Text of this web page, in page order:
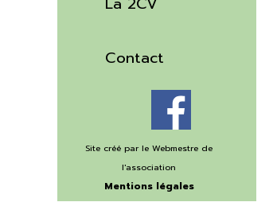
Contact
Site créé par le Webmestre de
l'association
Mentions légales